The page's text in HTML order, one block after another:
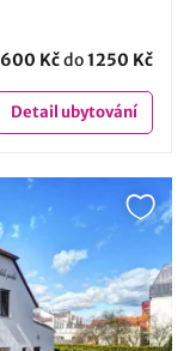
600 Kčdo1250 Kč
Detailubytování